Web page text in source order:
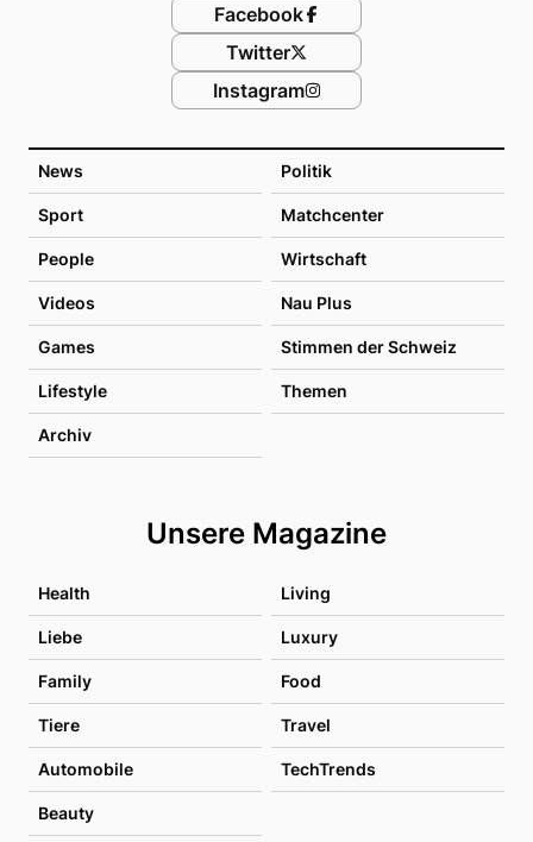
News Politik
Sport Matchcenter
People Wirtschaft
Videos Nau Plus
Games Stimmen der Schweiz
Lifestyle Themen
Archiv
Unsere Magazine
Health Living
Liebe Luxury
Family Food
Tiere Travel
Automobile TechTrends
Beauty
Facebook
Twitter
Instagram